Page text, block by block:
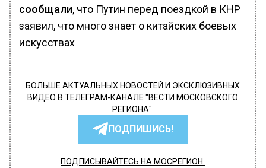
сообщали, что Путин перед поездкой в КНР
заявил, что много знает о китайских боевых
искусствах
БОЛЬШЕ АКТУАЛЬНЫХ НОВОСТЕЙ И ЭКСКЛЮЗИВНЫХ
ВИДЕО В ТЕЛЕГРАМ-КАНАЛЕ "ВЕСТИ МОСКОВСКОГО
РЕГИОНА".
ПОДПИШИСЬ!
ПОДПИСЫВАЙТЕСЬ НА МОСРЕГИОН: